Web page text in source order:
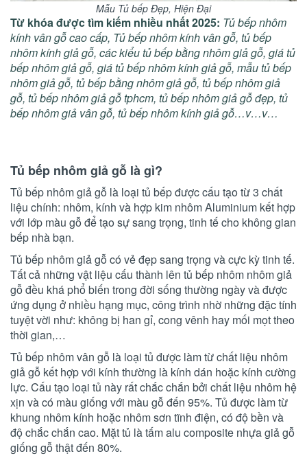
Mẫu Tủ bếp Đẹp, Hiện Đại
Từ khóa được tìm kiếm nhiều nhất 2025: Tủ bếp nhôm
kính vân gỗ cao cấp, Tủ bếp nhôm kính vân gỗ, tủ bếp
nhôm kính giả gỗ, các kiểu tủ bếp bằng nhôm giả gỗ, giá tủ
bếp nhôm giả gỗ, giá tủ bếp nhôm kính giả gỗ, mẫu tủ bếp
nhôm giả gỗ, tủ bếp bằng nhôm giả gỗ, tủ bếp nhôm giả
gỗ, tủ bếp nhôm giả gỗ tphcm, tủ bếp nhôm giả gỗ đẹp, tủ
bếp nhôm giả vân gỗ, tủ bếp nhôm kính giả gỗ…v…v…
Tủ bếp nhôm giả gỗ là gì?
Tủ bếp nhôm giả gỗ là loại tủ bếp được cấu tạo từ 3 chất
liệu chính: nhôm, kính và hợp kim nhôm Aluminium kết hợp
với lớp màu gỗ để tạo sự sang trọng, tinh tế cho không gian
bếp nhà bạn.
Tủ bếp nhôm giả gỗ có vẻ đẹp sang trọng và cực kỳ tinh tế.
Tất cả những vật liệu cấu thành lên tủ bếp nhôm nhôm giả
gỗ đều khá phổ biến trong đời sống thường ngày và được
ứng dụng ở nhiều hạng mục, công trình nhờ những đặc tính
tuyệt vời như: không bị han gỉ, cong vênh hay mối mọt theo
thời gian,…
Tủ bếp nhôm vân gỗ là loại tủ được làm từ chất liệu nhôm
giả gỗ kết hợp với kính thường là kính dán hoặc kính cường
lực. Cấu tạo loại tủ này rất chắc chắn bởi chất liệu nhôm hệ
xịn và có màu giống với màu gỗ đến 95%. Tủ được làm từ
khung nhôm kính hoặc nhôm sơn tĩnh điện, có độ bền và
độ chắc chắn cao. Mặt tủ là tấm alu composite nhựa giả gỗ
giống gỗ thật đến 80%.